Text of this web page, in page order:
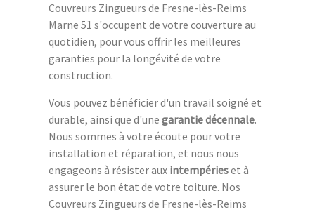
Couvreurs Zingueurs de Fresne-lès-Reims
Marne 51 s'occupent de votre couverture au
quotidien, pour vous offrir les meilleures
garanties pour la longévité de votre
construction.
Vous pouvez bénéficier d'un travail soigné et
durable, ainsi que d'une garantie décennale.
Nous sommes à votre écoute pour votre
installation et réparation, et nous nous
engageons à résister aux intempérieset à
assurer le bon état de votre toiture. Nos
Couvreurs Zingueurs de Fresne-lès-Reims